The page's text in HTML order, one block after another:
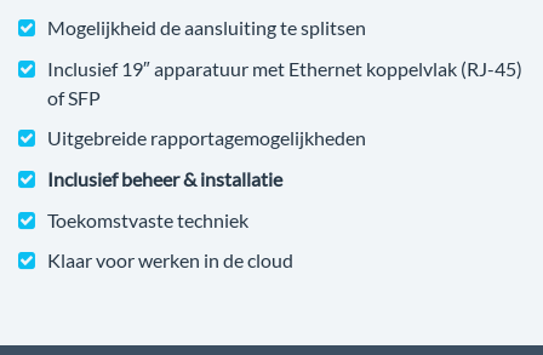
Mogelijkheid de aansluiting te splitsen
Inclusief 19″ apparatuur met Ethernet koppelvlak (RJ-45)
of SFP
Uitgebreide rapportagemogelijkheden
Inclusief beheer & installatie
Toekomstvaste techniek
Klaar voor werken in de cloud